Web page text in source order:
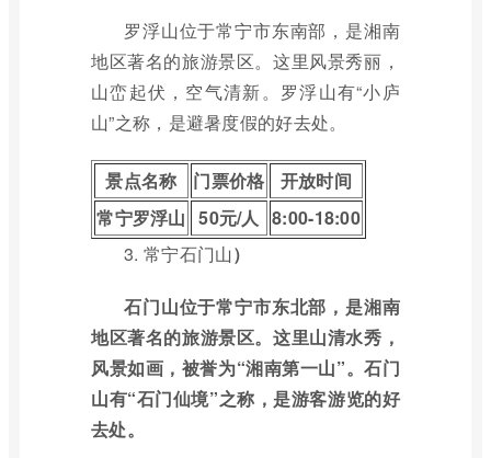
罗浮山位于常宁市东南部，是湘南
地区著名的旅游景区。这里风景秀丽，
山峦起伏，空气清新。罗浮山有“小庐
山”之称，是避暑度假的好去处。
景点名称 门票价格
开放时间
常宁罗浮山 50元/人 8:00-18:00
3. 常宁石门山）
石门山位于常宁市东北部，是湘南
地区著名的旅游景区。这里山清水秀，
风景如画，被誉为“湘南第一山”。石门
山有“石门仙境”之称，是游客游览的好
去处。